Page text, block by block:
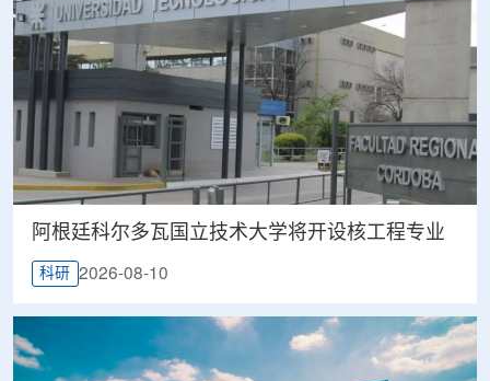
阿根廷科尔多瓦国立技术大学将开设核工程专业
科研 2026-08-10